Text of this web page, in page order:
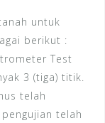
untuk
berikut :
Test
3 (tiga) titik.
telah
telah